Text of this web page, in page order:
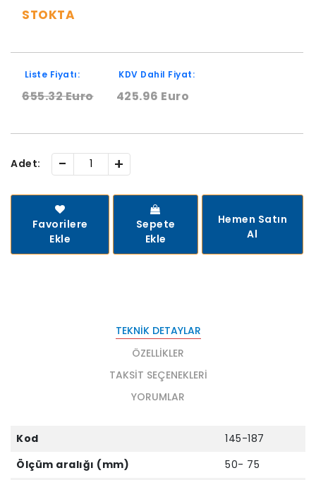
STOKTA
Liste Fiyatı:
655.32 Euro
KDV Dahil Fiyat:
425.96 Euro
Adet: - +
Favorilere
Ekle
Sepete
Ekle
Hemen Satın
Al
TEKNIK DETAYLAR
ÖZELLIKLER
TAKSIT SEÇENEKLERI
YORUMLAR
Kod
145-187
Ölçüm aralığı (mm)
50- 75